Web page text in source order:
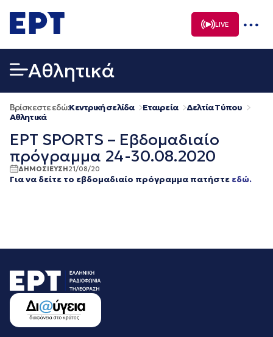
σε
περιεχόμενο
LIVE
Αθλητικά
Βρίσκεστε εδώ:Κεντρική σελίδα Εταιρεία
Δελτία Τύπου
Αθλητικά
ΕΡΤ SPORTS – Εβδομαδιαίο
πρόγραμμα 24-30.08.2020
ΔΗΜΟΣΙΕΥΣΗ21/08/20
Για να δείτε το εβδομαδιαίο πρόγραμμα πατήστε εδώ.